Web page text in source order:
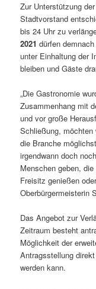
Zur Unterstützung
Stadtvorstand
bis 24 Uhr zu
2021 dürfen
unter Einhaltung der
bleiben und Gäste
„Die Gastronomie
Zusammenhang mit
und vor große
Schließung,
die Branche
irgendwann doch
Menschen geben,
Freisitz genießen
Oberbürgermeisterin
Das Angebot zur
Zeitraum besteht
Möglichkeit der
Antragsstellung
werden kann.